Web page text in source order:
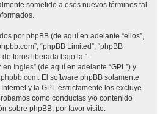
sometido a esos nuevos términos tal
por phpBB (de aquí en adelante “ellos”,
“phpBB Limited”, “phpBB
foros liberada bajo la “
en Ingles” (de aquí en adelante “GPL”) y
. El software phpBB solamente
y la GPL estrictamente los excluye
como conductas y/o contenido
sobre phpBB, por favor visite: